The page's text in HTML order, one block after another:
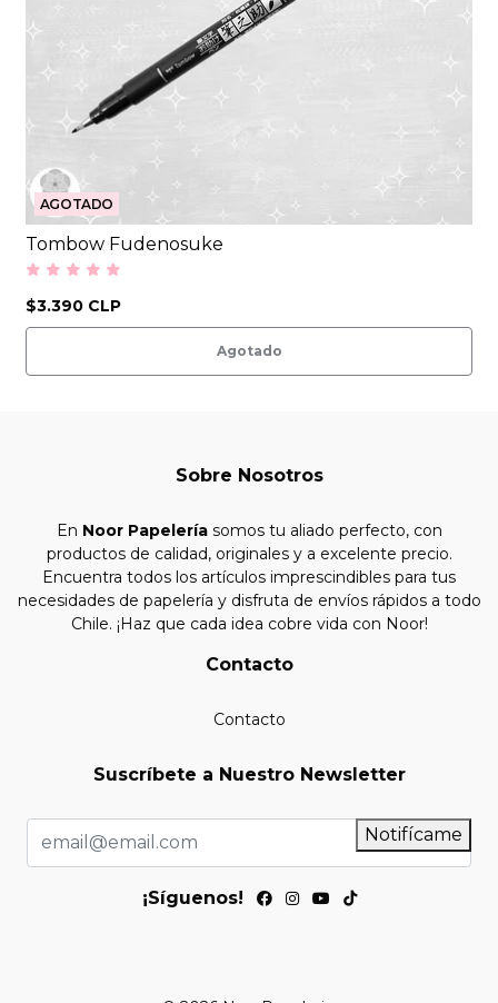
AGOTADO
Tombow Fudenosuke
$3.390 CLP
Agotado
Sobre Nosotros
En Noor Papeleríasomos tu aliado perfecto, con
productos de calidad, originales y a excelente precio.
Encuentra todos los artículos imprescindibles para tus
necesidades de papelería y disfruta de envíos rápidos a todo
Chile. ¡Haz que cada idea cobre vida con Noor!
Contacto
Contacto
Suscríbete a Nuestro Newsletter
Notifícame
¡Síguenos!